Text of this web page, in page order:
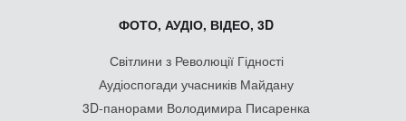
ФОТО, АУДІО, ВІДЕО, 3D
Світлини з Революції Гідності
Аудіоспогади учасників Майдану
3D-панорами Володимира Писаренка